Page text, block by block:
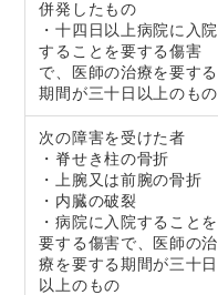
併発したもの
・十四日以上病院に入院
することを要する傷害
で、医師の治療を要する
期間が三十日以上のもの
次の障害を受けた者
・脊せき柱の骨折
・上腕又は前腕の骨折
・内臓の破裂
・病院に入院することを
要する傷害で、医師の治
療を要する期間が三十日
以上のもの